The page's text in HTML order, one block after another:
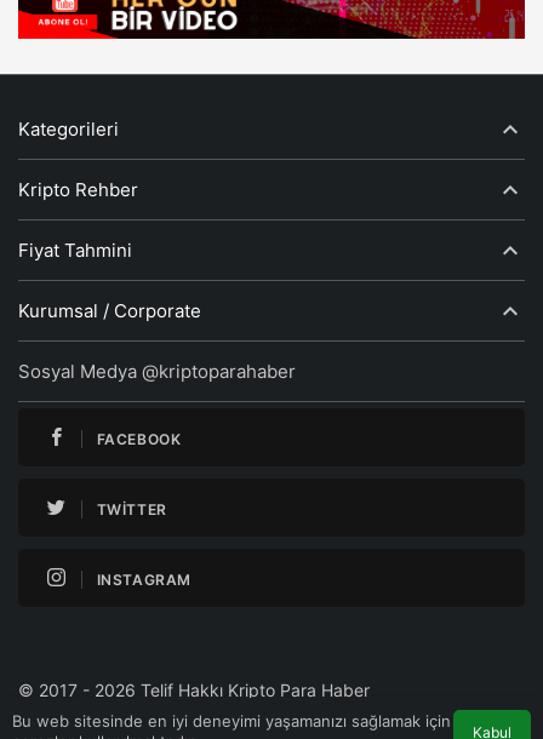
Bu web sitesinde en iyi deneyimi yaşamanızı sağlamak için
Kabul
Kategorileri
Kripto Rehber
Fiyat Tahmini
Kurumsal / Corporate
Sosyal Medya @kriptoparahaber
FACEBOOK
TWITTER
INSTAGRAM
© 2017 - 2026 Telif Hakkı Kripto Para Haber